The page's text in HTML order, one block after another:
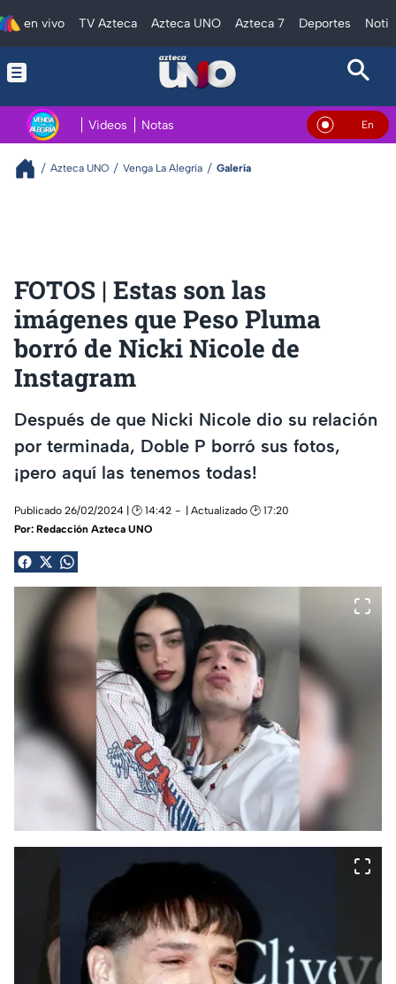
en vivo TV Azteca Azteca UNO Azteca 7 Deportes
Videos Notas En Vivo
Azteca UNO Venga La Alegría Galería
FOTOS | Estas son las
imágenes que Peso Pluma
borró de Nicki Nicole de
Instagram
Después de que Nicki Nicole dio su relación
por terminada, Doble P borró sus fotos,
¡pero aquí las tenemos todas!
Publicado 26/02/2024 | 🕑 14:42
| Actualizado 🕑 17:20
Por: Redacción Azteca UNO